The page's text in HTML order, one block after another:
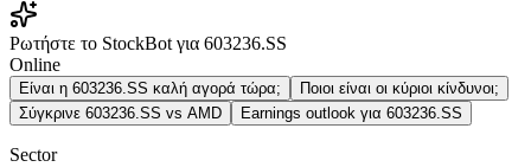
Ρωτήστε το StockBot για 603236.SS
Online
Είναι η 603236.SS καλή αγορά τώρα;
Ποιοι είναι οι κύριοι κίνδυνοι;
Σύγκρινε 603236.SS vs AMD
Earnings outlook για 603236.SS
Sector